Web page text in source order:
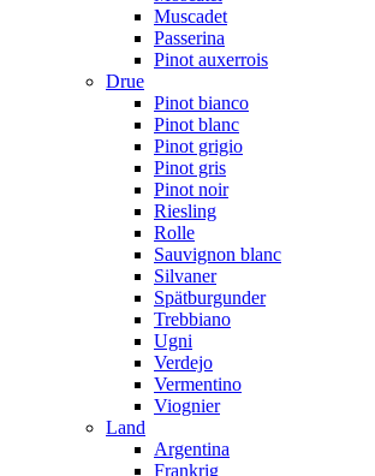
Muscadet
Passerina
Pinot auxerrois
Drue
Pinot bianco
Pinot blanc
Pinot grigio
Pinot gris
Pinot noir
Riesling
Rolle
Sauvignon blanc
Silvaner
Spätburgunder
Trebbiano
Ugni
Verdejo
Vermentino
Viognier
Land
Argentina
Frankrig